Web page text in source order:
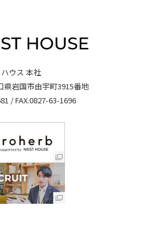
ウス 本社
県岩国市由宇町3915番地
/ FAX.0827-63-1696